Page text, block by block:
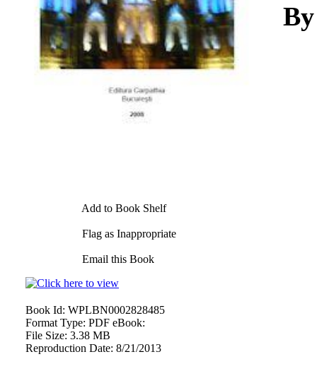
Add to Book Shelf
Flag as Inappropriate
Email this Book
Book Id: WPLBN0002828485
Format Type: PDF eBook:
File Size: 3.38 MB
Reproduction Date: 8/21/2013